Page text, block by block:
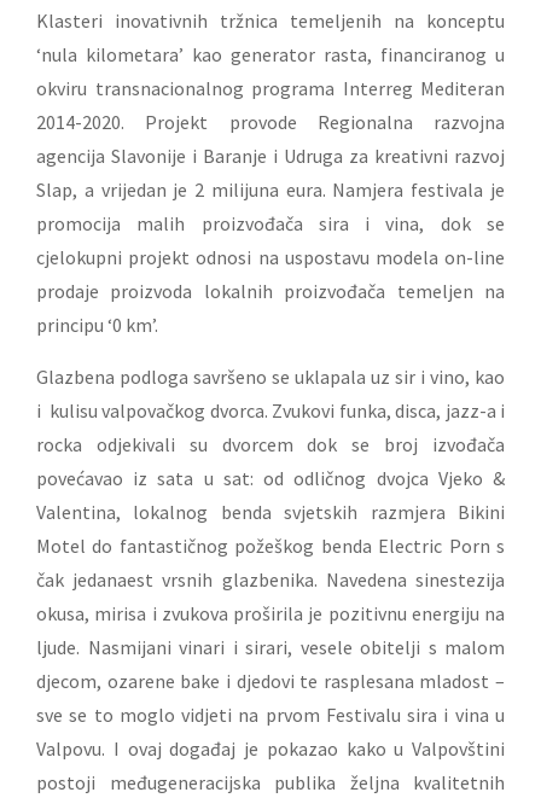
Klasteri inovativnih tržnica temeljenih na konceptu
‘nula kilometara’ kao generator rasta, financiranog u
okviru transnacionalnog programa Interreg Mediteran
2014-2020. Projekt provode Regionalna razvojna
agencija Slavonije i Baranje i Udruga za kreativni razvoj
Slap, a vrijedan je 2 milijuna eura. Namjera festivala je
promocija malih proizvođača sira i vina, dok se
cjelokupni projekt odnosi na uspostavu modela on-line
prodaje proizvoda lokalnih proizvođača temeljen na
principu ‘0 km’.
Glazbena podloga savršeno se uklapala uz sir i vino, kao
i kulisu valpovačkog dvorca. Zvukovi funka, disca, jazz-a i
rocka odjekivali su dvorcem dok se broj izvođača
povećavao iz sata u sat: od odličnog dvojca Vjeko &
Valentina, lokalnog benda svjetskih razmjera Bikini
Motel do fantastičnog požeškog benda Electric Porn s
čak jedanaest vrsnih glazbenika. Navedena sinestezija
okusa, mirisa i zvukova proširila je pozitivnu energiju na
ljude. Nasmijani vinari i sirari, vesele obitelji s malom
djecom, ozarene bake i djedovi te rasplesana mladost –
sve se to moglo vidjeti na prvom Festivalu sira i vina u
Valpovu. I ovaj događaj je pokazao kako u Valpovštini
postoji međugeneracijska publika željna kvalitetnih